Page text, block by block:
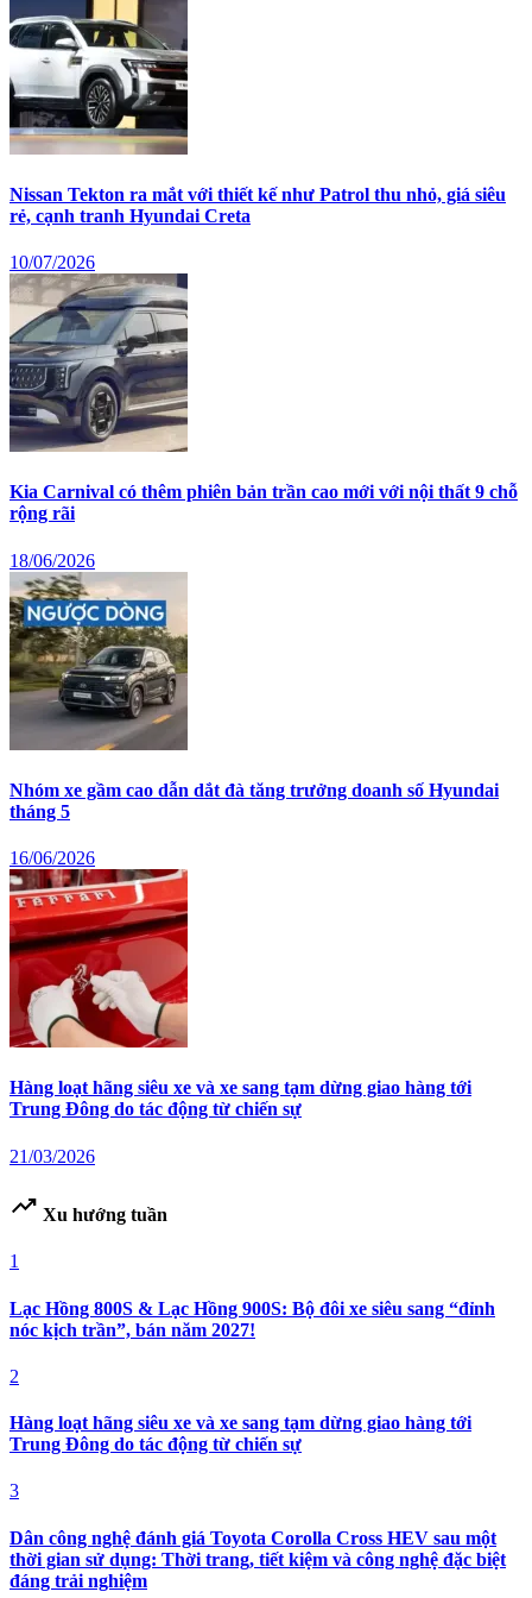
Nissan Tekton ra mắt với thiết kế như Patrol thu nhỏ, giá siêu
rẻ, cạnh tranh Hyundai Creta
10/07/2026
Kia Carnival có thêm phiên bản trần cao mới với nội thất 9 chỗ
rộng rãi
18/06/2026
Nhóm xe gầm cao dẫn dắt đà tăng trưởng doanh số Hyundai
tháng 5
16/06/2026
Hàng loạt hãng siêu xe và xe sang tạm dừng giao hàng tới
Trung Đông do tác động từ chiến sự
21/03/2026
trending_up Xu hướng tuần
1
Lạc Hồng 800S & Lạc Hồng 900S: Bộ đôi xe siêu sang “đỉnh
nóc kịch trần”, bán năm 2027!
2
Hàng loạt hãng siêu xe và xe sang tạm dừng giao hàng tới
Trung Đông do tác động từ chiến sự
3
Dân công nghệ đánh giá Toyota Corolla Cross HEV sau một
thời gian sử dụng: Thời trang, tiết kiệm và công nghệ đặc biệt
đáng trải nghiệm